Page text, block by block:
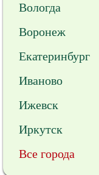
Вологда
Воронеж
Екатеринбург
Иваново
Ижевск
Иркутск
Все города